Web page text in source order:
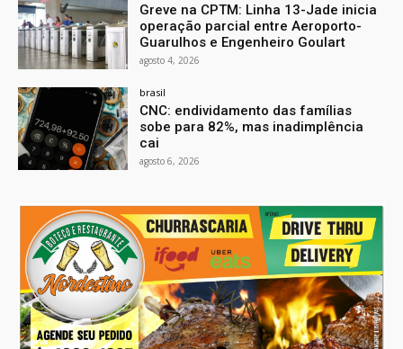
Greve na CPTM: Linha 13-Jade inicia
operação parcial entre Aeroporto-
Guarulhos e Engenheiro Goulart
agosto 4, 2026
brasil
CNC: endividamento das famílias
sobe para 82%, mas inadimplência
cai
agosto 6, 2026